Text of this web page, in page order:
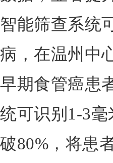
智能筛查系统
病，在温州中
早期食管癌患
统可识别1-3
破80%，将患